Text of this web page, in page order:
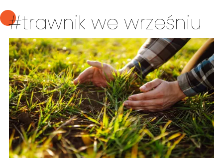
#trawnik we wrześniu